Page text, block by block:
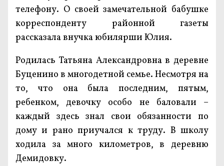
телефону. О своей замечательной бабушке
корреспонденту районной газеты
рассказала внучка юбилярши Юлия.
Родилась Татьяна Александровна в деревне
Буценино в многодетной семье. Несмотря на
то, что она была последним, пятым,
ребенком, девочку особо не баловали –
каждый здесь знал свои обязанности по
дому и рано приучался к труду. В школу
ходила за много километров, в деревню
Демидовку.